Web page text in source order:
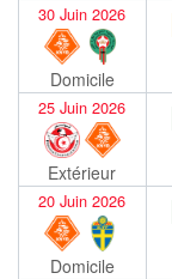
30 Juin 2026
Domicile
25 Juin 2026
Extérieur
20 Juin 2026
Domicile